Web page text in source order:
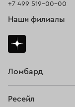
Ломбард
Ресейл
+7 499 519-00-00
Наши филиалы